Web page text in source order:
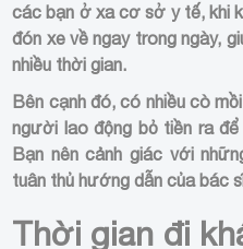
các bạn ở xa cơ sở y tế, khi
đón xe về ngay trong ngày,
nhiều thời gian.
Bên cạnh đó, có nhiều cò
người lao động bỏ tiền ra để
Bạn nên cảnh giác với
tuân thủ hướng dẫn của bác
Thời gian đi